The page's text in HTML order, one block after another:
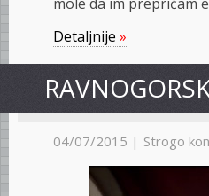
Detaljnije »
04/07/2015 | Strogo